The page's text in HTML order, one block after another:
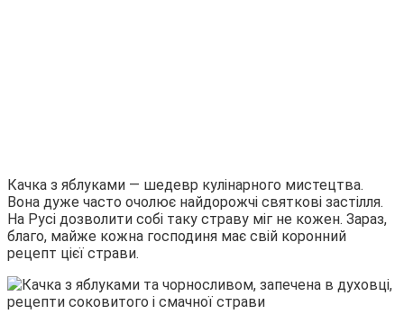
Качка з яблуками — шедевр кулінарного мистецтва.
Вона дуже часто очолює найдорожчі святкові застілля.
На Русі дозволити собі таку страву міг не кожен. Зараз,
благо, майже кожна господиня має свій коронний
рецепт цієї страви.